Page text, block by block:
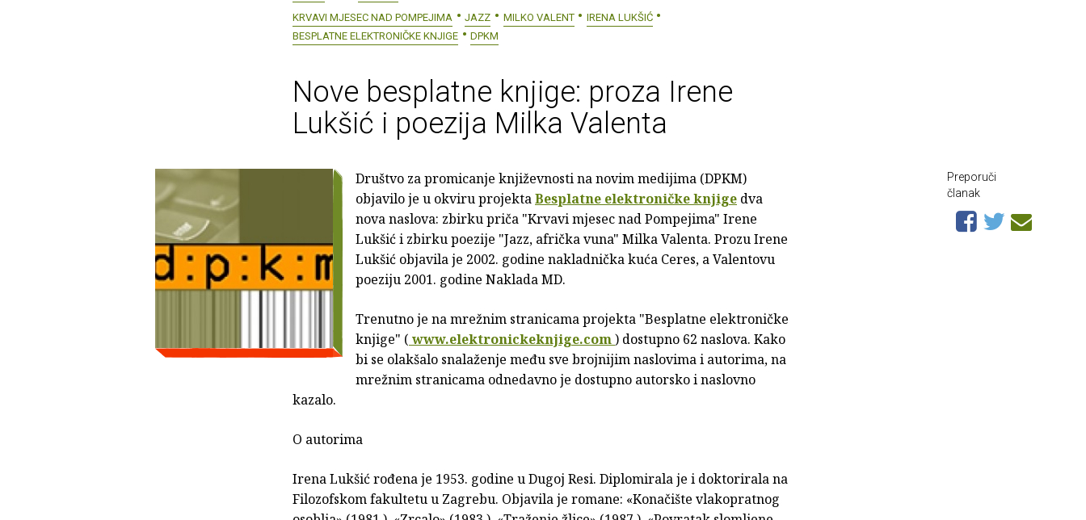
KRVAVI MJESEC NAD POMPEJIMA
JAZZ MILKO VALENT
IRENA LUKŠIĆ
BESPLATNE ELEKTRONIČKE KNJIGE
DPKM
Nove besplatne knjige: proza Irene
Lukšić i poezija Milka Valenta
Društvo za promicanje književnosti na novim medijima (DPKM)
objavilo je u okviru projektaBesplatne elektroničke knjige dva
nova naslova: zbirku priča "Krvavi mjesec nad Pompejima" Irene
Lukšić i zbirku poezije "Jazz, afrička vuna" Milka Valenta. Prozu Irene
Lukšić objavila je 2002. godine nakladnička kuća Ceres, a Valentovu
poeziju 2001. godine Naklada MD.
Trenutno je na mrežnim stranicama projekta "Besplatne elektroničke
knjige" ( www.elektronickeknjige.com) dostupno 62 naslova. Kako
bi se olakšalo snalaženje među sve brojnijim naslovima i autorima, na
mrežnim stranicama odnedavno je dostupno autorsko i naslovno
kazalo.
O autorima
Irena Lukšić rođena je 1953. godine u Dugoj Resi. Diplomirala je i doktorirala na
Filozofskom fakultetu u Zagrebu. Objavila je romane: «Konačište vlakopratnog
Preporuči
članak